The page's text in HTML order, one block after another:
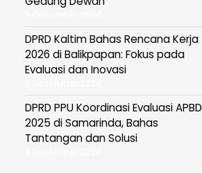
DPRD Kaltim Bahas Rencana Kerja
2026 di Balikpapan: Fokus pada
Evaluasi dan Inovasi
DPRD PPU Koordinasi Evaluasi APBD
2025 di Samarinda, Bahas
Tantangan dan Solusi